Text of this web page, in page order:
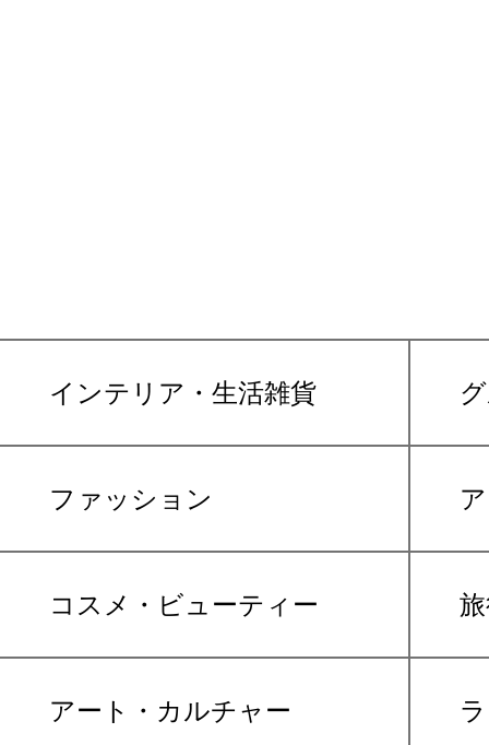
インテリア・生活雑貨
ファッション
コスメ・ビューティー
アート・カルチャー